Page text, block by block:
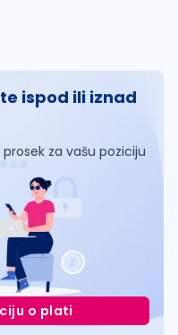
ispod ili iznad
za vašu poziciju
o plati